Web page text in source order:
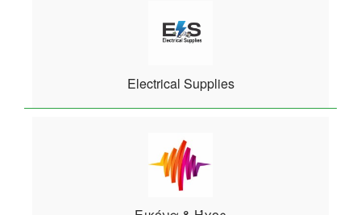
Electrical Supplies